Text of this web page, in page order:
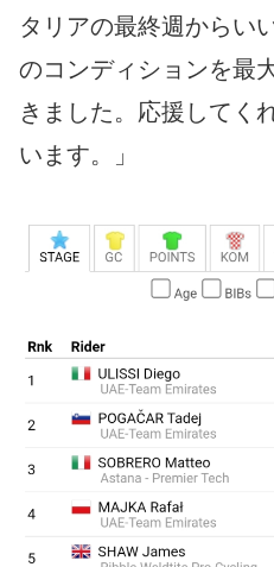
タリアの最終週からい
のコンディションを最
きました。応援してく
います。」